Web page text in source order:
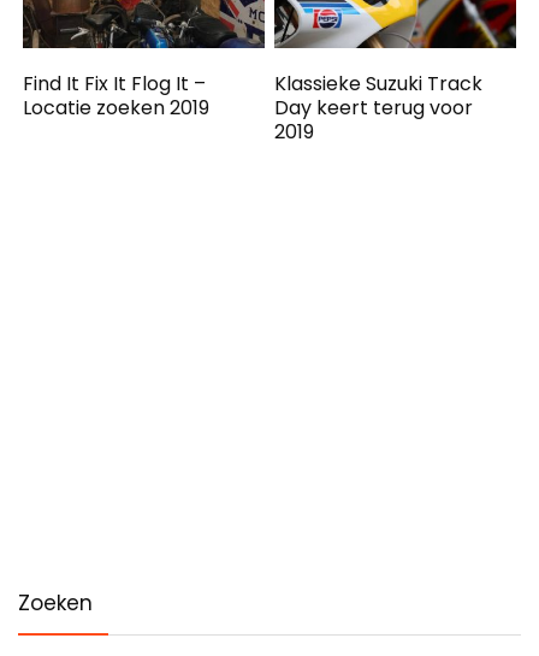
Find It Fix It Flog It –
Locatie zoeken 2019
Klassieke Suzuki Track
Day keert terug voor
2019
Zoeken